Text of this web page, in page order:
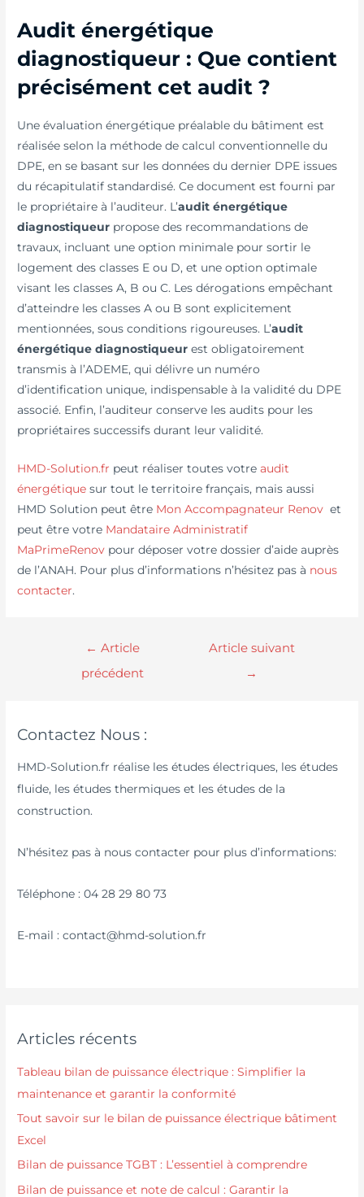
Audit énergétique
diagnostiqueur : Que contient
précisément cet audit ?
Une évaluation énergétique préalable du bâtiment est
réalisée selon la méthode de calcul conventionnelle du
DPE, en se basant sur les données du dernier DPE issues
du récapitulatif standardisé. Ce document est fourni par
le propriétaire à l’auditeur. L’audit énergétique
diagnostiqueur propose des recommandations de
travaux, incluant une option minimale pour sortir le
logement des classes E ou D, et une option optimale
visant les classes A, B ou C. Les dérogations empêchant
d’atteindre les classes A ou B sont explicitement
mentionnées, sous conditions rigoureuses. L’audit
énergétique diagnostiqueur est obligatoirement
transmis à l’ADEME, qui délivre un numéro
d’identification unique, indispensable à la validité du DPE
associé. Enfin, l’auditeur conserve les audits pour les
propriétaires successifs durant leur validité.
HMD-Solution.fr peut réaliser toutes votreaudit
énergétique sur tout le territoire français, mais aussi
HMD Solution peut être Mon Accompagnateur Renov et
peut être votre Mandataire Administratif
MaPrimeRenov pour déposer votre dossier d’aide auprès
de l’ANAH. Pour plus d’informations n’hésitez pas à nous
contacter.
← Article
précédent
Article suivant
→
Contactez Nous :
HMD-Solution.fr réalise les études électriques, les études
fluide, les études thermiques et les études de la
construction.
N’hésitez pas à nous contacter pour plus d’informations:
Téléphone : 04 28 29 80 73
E-mail : contact@hmd-solution.fr
Articles récents
Tableau bilan de puissance électrique : Simplifier la
maintenance et garantir la conformité
Tout savoir sur le bilan de puissance électrique bâtiment
Excel
Bilan de puissance TGBT : L’essentiel à comprendre
Bilan de puissance et note de calcul : Garantir la